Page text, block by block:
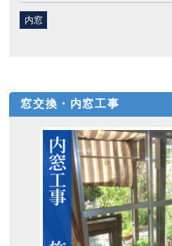
内窓
窓交換・内窓工事